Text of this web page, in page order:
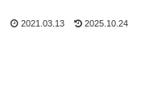
2021.03.13 2025.10.24